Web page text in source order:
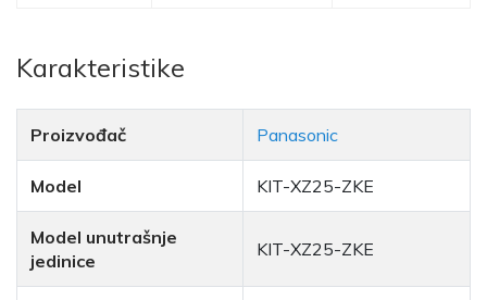
Karakteristike
Proizvođač Panasonic
Model KIT-XZ25-ZKE
Model unutrašnje
jedinice
KIT-XZ25-ZKE